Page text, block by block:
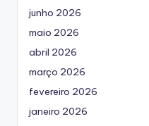
junho 2026
maio 2026
abril 2026
março 2026
fevereiro 2026
janeiro 2026